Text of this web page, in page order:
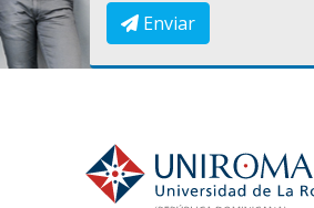
Enviar